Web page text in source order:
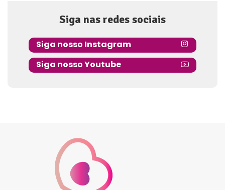
Siga nas redes sociais
Siga nosso Instagram
Siga nosso Youtube